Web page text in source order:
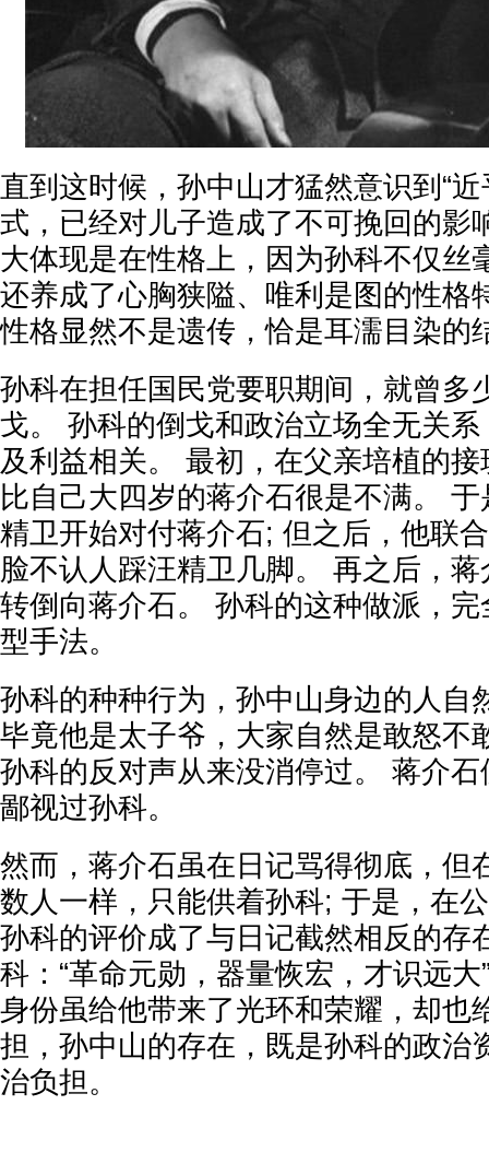
直到这时候，孙中山才猛然意识到“
式，已经对儿子造成了不可挽回的影
大体现是在性格上，因为孙科不仅丝
还养成了心胸狭隘、唯利是图的性格
性格显然不是遗传，恰是耳濡目染的
孙科在担任国民党要职期间，就曾多
戈。 孙科的倒戈和政治立场全无关
及利益相关。 最初，在父亲培植的
比自己大四岁的蒋介石很是不满。
精卫开始对付蒋介石; 但之后，他联
脸不认人踩汪精卫几脚。 再之后，
转倒向蒋介石。 孙科的这种做派，
型手法。
孙科的种种行为，孙中山身边的人自
毕竟他是太子爷，大家自然是敢怒不
孙科的反对声从来没消停过。 蒋介
鄙视过孙科。
然而，蒋介石虽在日记骂得彻底，但
数人一样，只能供着孙科; 于是，在
孙科的评价成了与日记截然相反的存
科：“革命元勋，器量恢宏，才识远
身份虽给他带来了光环和荣耀，却也
担，孙中山的存在，既是孙科的政治
治负担。